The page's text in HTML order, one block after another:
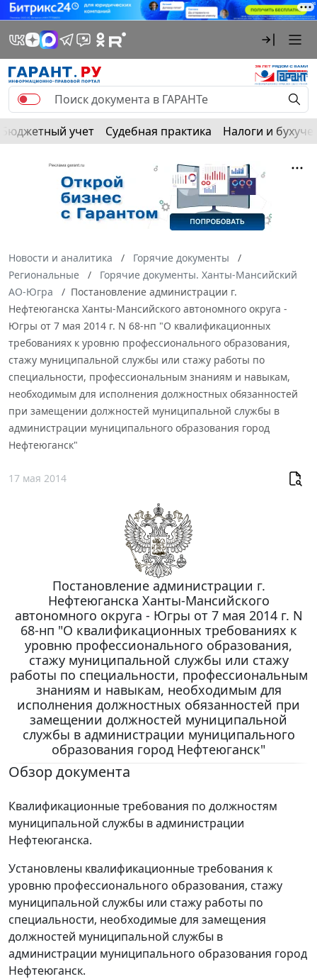
Бюджетный учет Судебная практика Налоги и
Новости и аналитика
Горячие документы
Региональные
Горячие документы. Ханты-Мансийский
АО-Югра
Постановление администрации г.
Нефтеюганска Ханты-Мансийского автономного округа -
Югры от 7 мая 2014 г. N 68-нп "О квалификационных
требованиях к уровню профессионального образования,
стажу муниципальной службы или стажу работы по
специальности, профессиональным знаниям и навыкам,
необходимым для исполнения должностных обязанностей
при замещении должностей муниципальной службы в
администрации муниципального образования город
Нефтеюганск"
17 мая 2014
Постановление администрации г.
Нефтеюганска Ханты-Мансийского
автономного округа - Югры от 7 мая 2014 г. N
68-нп "О квалификационных требованиях к
уровню профессионального образования,
стажу муниципальной службы или стажу
работы по специальности, профессиональным
знаниям и навыкам, необходимым для
исполнения должностных обязанностей при
замещении должностей муниципальной
службы в администрации муниципального
образования город Нефтеюганск"
Обзор документа
Квалификационные требования по должностям
муниципальной службы в администрации
Нефтеюганска.
Установлены квалификационные требования к
уровню профессионального образования, стажу
муниципальной службы или стажу работы по
специальности, необходимые для замещения
должностей муниципальной службы в
администрации муниципального образования город
Нефтеюганск.